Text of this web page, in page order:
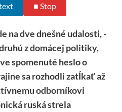
■ Stop
na dve dnešné udalosti, -
z domácej politiky,
spomenuté heslo o
sa rozhodli zatĺkať až
odborníkovi
ruská strela